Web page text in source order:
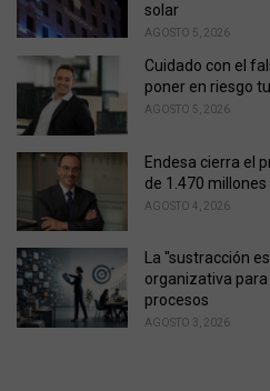
solar
AGOSTO 5, 2026
Cuidado con el
poner en riesgo
AGOSTO 5, 2026
Endesa cierra el
de 1.470 millones
AGOSTO 4, 2026
La "sustracción
organizativa
procesos
AGOSTO 3, 2026